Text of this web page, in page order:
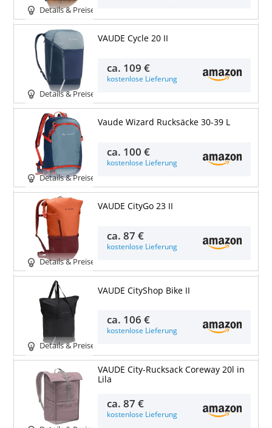
Details & Preise
Details & Preise
VAUDE Cycle 20 II
ca. 109 €
kostenlose Lieferung
Details & Preise
Vaude Wizard Rucksäcke 30-39 L
ca. 100 €
kostenlose Lieferung
Details & Preise
VAUDE CityGo 23 II
ca.87 €
kostenlose Lieferung
Details & Preise
VAUDE CityShop Bike II
ca. 106 €
kostenlose Lieferung
VAUDE City-Rucksack Coreway 20l in
Lila
ca.87 €
kostenlose Lieferung